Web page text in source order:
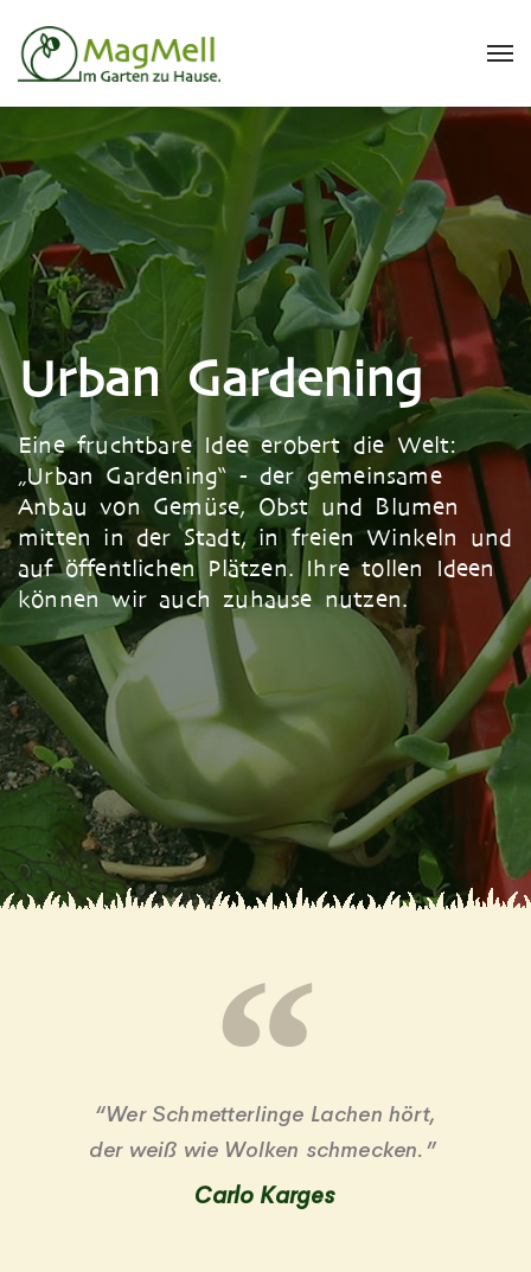
Urban Gardening
Eine fruchtbare Idee erobert die Welt:
„Urban Gardening“ - der gemeinsame
Anbau von Gemüse, Obst und Blumen
mitten in der Stadt, in freien Winkeln und
auf öffentlichen Plätzen. Ihre tollen Ideen
können wir auch zuhause nutzen.
“Wer Schmet­ter­lin­ge Lachen hört,
der weiß wie Wol­ken schmecken.”
Car­lo Karges